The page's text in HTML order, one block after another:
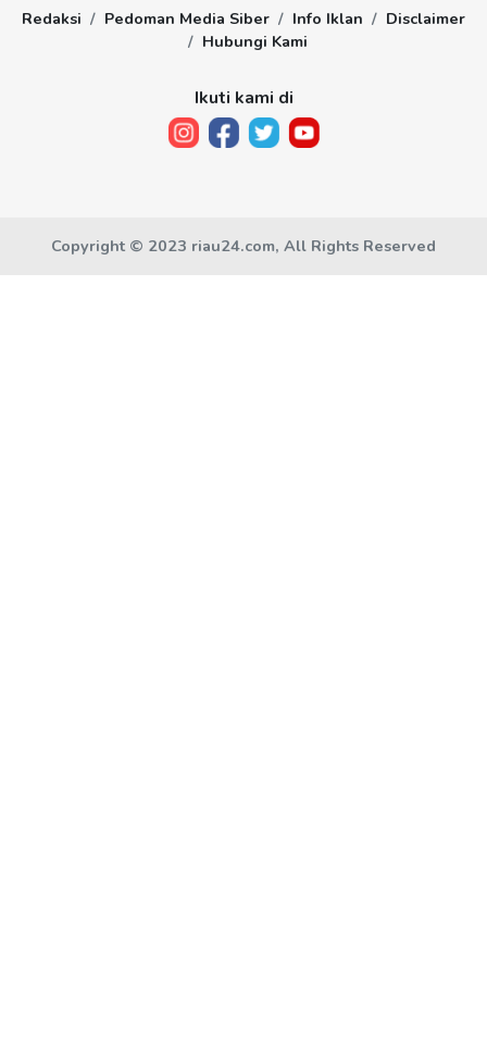
Redaksi Pedoman Media Siber Info Iklan
Disclaimer
Hubungi Kami
Ikuti kami di
Copyright © 2023 riau24.com, All Rights Reserved